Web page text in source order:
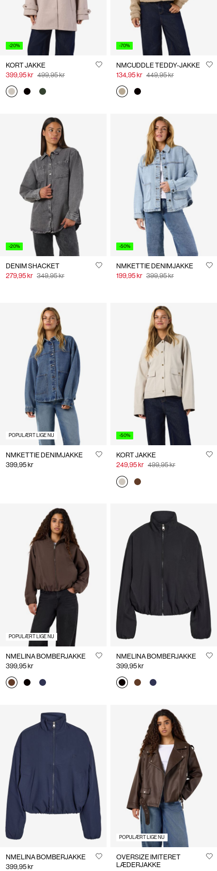
-20%
KORT JAKKE
399,95 kr 499,95 kr
-70%
NMCUDDLE TEDDY-JAKKE
134,95 kr 449,95 kr
-20%
DENIM SHACKET
279,95 kr 349,95 kr
-50%
NMKETTIE DENIMJAKKE
199,95 kr 399,95 kr
POPULÆRT LIGE NU
NMKETTIE DENIMJAKKE
399,95 kr
-50%
KORT JAKKE
249,95 kr 499,95 kr
POPULÆRT LIGE NU
NMELINA BOMBERJAKKE
399,95 kr
NMELINA BOMBERJAKKE
399,95 kr
NMELINA BOMBERJAKKE
399,95 kr
POPULÆRT LIGE NU
OVERSIZE IMITERET
LÆDERJAKKE